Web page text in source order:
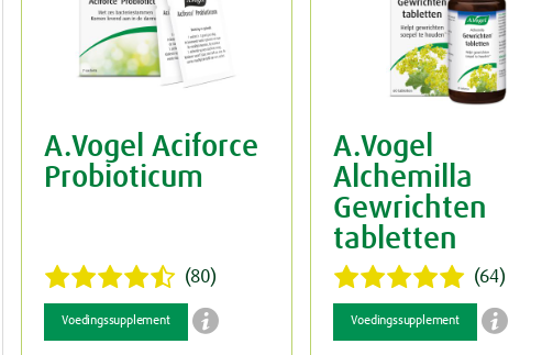
Geheugen
Rusteloze benen
Spataderen
Overig
Keel
Blaas
Neus
A.Vogel Aciforce
Probioticum
(80)
Voedingssupplement 
A.Vogel
Alchemilla
Gewrichten
tabletten
(64)
Voedingssupplement 